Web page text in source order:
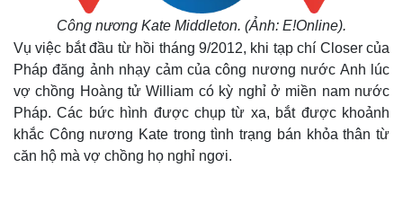
Công nương Kate Middleton. (Ảnh: E!Online).
Vụ việc bắt đầu từ hồi tháng 9/2012, khi tạp chí Closer của
Pháp đăng ảnh nhạy cảm của công nương nước Anh lúc
vợ chồng Hoàng tử William có kỳ nghỉ ở miền nam nước
Pháp. Các bức hình được chụp từ xa, bắt được khoảnh
khắc Công nương Kate trong tình trạng bán khỏa thân từ
căn hộ mà vợ chồng họ nghỉ ngơi.